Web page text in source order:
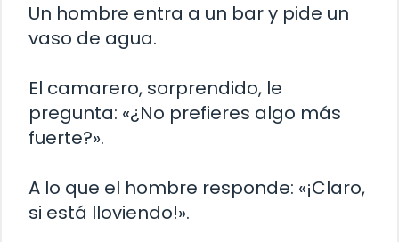
Un hombre entra a un bar y pide un
vaso de agua.
El camarero, sorprendido, le
pregunta: «¿No prefieres algo más
fuerte?».
A lo que el hombre responde: «¡Claro,
si está lloviendo!».